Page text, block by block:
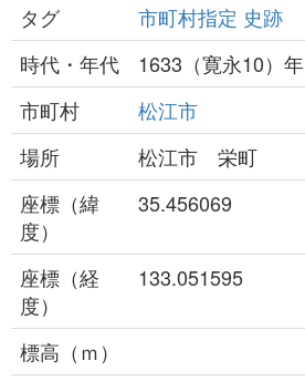
タグ
市町村指定 史跡
時代・年代
1633（寛永10）年
市町村
松江市
場所
松江市 栄町
座標（緯
度）
35.456069
座標（経
度）
133.051595
標高（ｍ）